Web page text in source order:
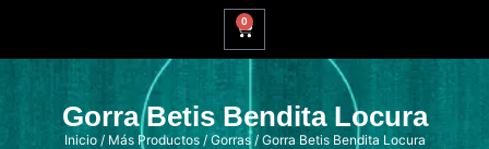
0
Gorra Betis Bendita Locura
Inicio/ Más Productos/ Gorras/ Gorra Betis Bendita Locura